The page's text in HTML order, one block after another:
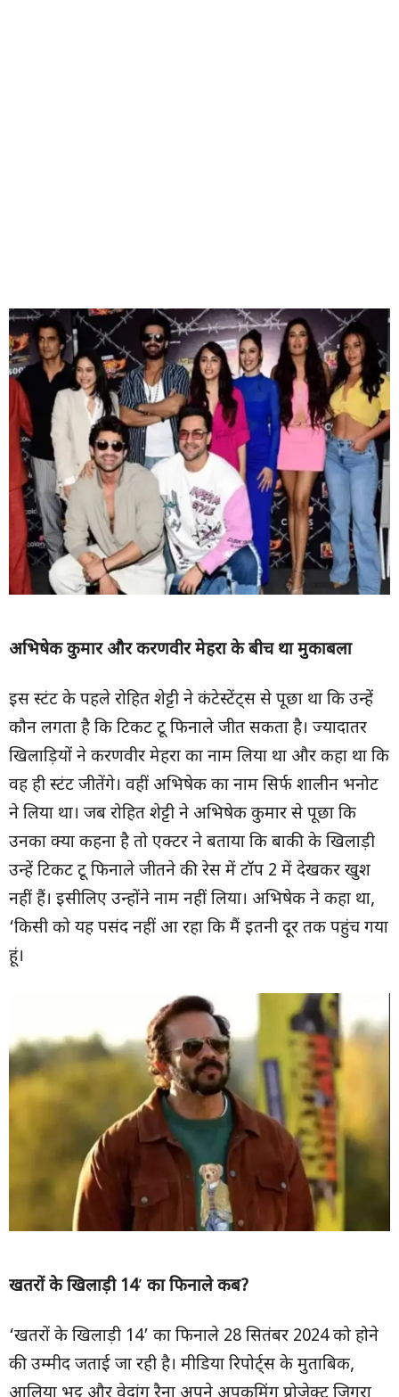
अभिषेक कुमार और करणवीर मेहरा के बीच था मुकाबला
इस स्टंट के पहले रोहित शेट्टी ने कंटेस्टेंट्स से पूछा था कि उन्हें
कौन लगता है कि टिकट टू फिनाले जीत सकता है। ज्यादातर
खिलाड़ियों ने करणवीर मेहरा का नाम लिया था और कहा था कि
वह ही स्टंट जीतेंगे। वहीं अभिषेक का नाम सिर्फ शालीन भनोट
ने लिया था। जब रोहित शेट्टी ने अभिषेक कुमार से पूछा कि
उनका क्या कहना है तो एक्टर ने बताया कि बाकी के खिलाड़ी
उन्हें टिकट टू फिनाले जीतने की रेस में टॉप 2 में देखकर खुश
नहीं हैं। इसीलिए उन्होंने नाम नहीं लिया। अभिषेक ने कहा था,
‘किसी को यह पसंद नहीं आ रहा कि मैं इतनी दूर तक पहुंच गया
हूं।
खतरों के खिलाड़ी 14′ का फिनाले कब?
‘खतरों के खिलाड़ी 14’ का फिनाले 28 सितंबर 2024 को होने
की उम्मीद जताई जा रही है। मीडिया रिपोर्ट्स के मुताबिक,